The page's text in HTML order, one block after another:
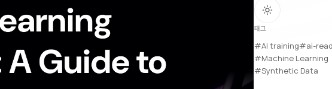
태그
#AI training#ai-
#Machine Learning
#Synthetic Data